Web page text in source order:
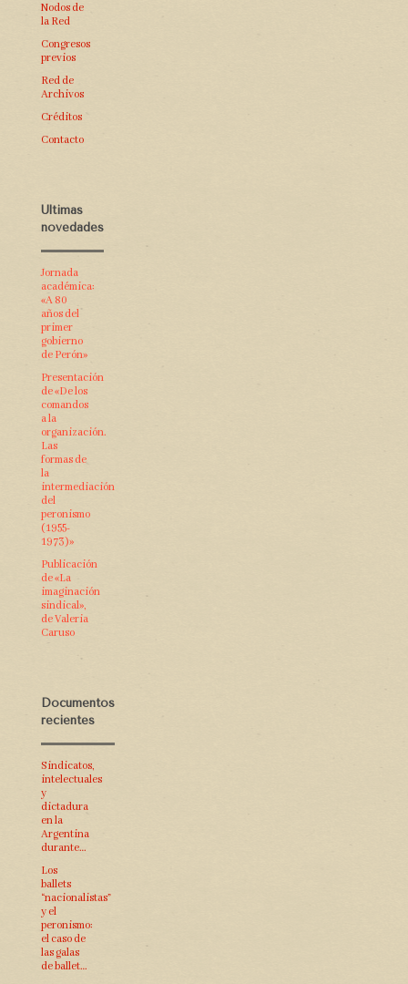
Nodos de
la Red
Congresos
previos
Red de
Archivos
Créditos
Contacto
Últimas
novedades
Jornada
académica:
«A 80
años del
primer
gobierno
de Perón»
Presentación
de «De los
comandos
a la
organización.
Las
formas de
la
intermediación
del
peronismo
(1955-
1973)»
Publicación
de «La
imaginación
sindical»,
de Valeria
Caruso
Documentos
recientes
Sindicatos,
intelectuales
y
dictadura
en la
Argentina
durante…
Los
ballets
“nacionalistas”
y el
peronismo:
el caso de
las galas
de ballet…